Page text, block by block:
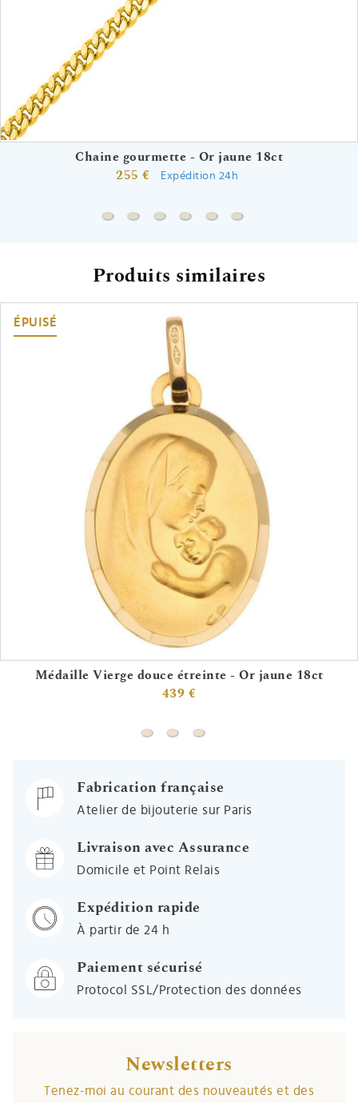
Chaine gourmette - Or jaune 18ct
255 €
Expédition 24h
Produits similaires
Médaille Vierge douce étreinte - Or jaune 18ct
439 €
ÉPUISÉ
Fabrication française
Atelier de bijouterie sur Paris
Livraison avec Assurance
Domicile et Point Relais
Expédition rapide
À partir de 24 h
Paiement sécurisé
Protocol SSL/Protection des données
Newsletters
Tenez-moi au courant des nouveautés et des